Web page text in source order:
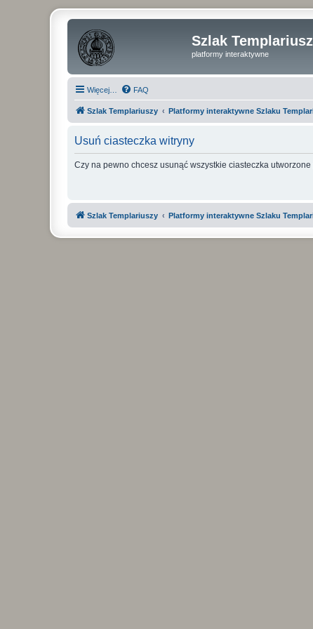
Szlak
platformy interaktywne
Więcej… FAQ
Szlak Templariuszy Platformy interaktywne Szlaku
Usuń ciasteczka witryny
Czy na pewno chcesz usunąć wszystkie ciasteczka
Szlak Templariuszy Platformy interaktywne Szlaku